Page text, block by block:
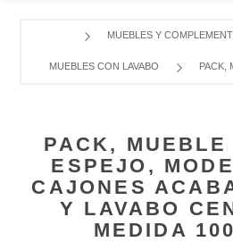
MUEBLES Y
MUEBLES CON LAVABO PACK,
PACK, MUEBLE
ESPEJO,
CAJONES
Y LAVABO
MEDIDA